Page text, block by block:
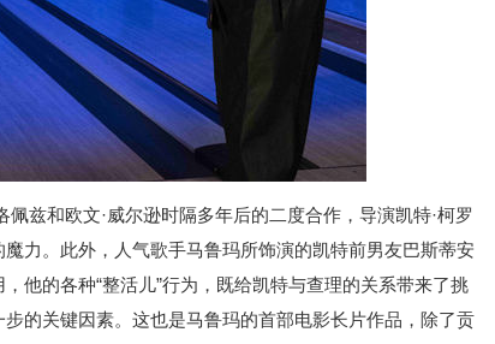
兹和欧文·威尔逊时隔多年后的二度合作，导演凯特·柯罗
力。此外，人气歌手马鲁玛所饰演的凯特前男友巴斯蒂安
他的各种“整活儿”行为，既给凯特与查理的关系带来了挑
的关键因素。这也是马鲁玛的首部电影长片作品，除了贡